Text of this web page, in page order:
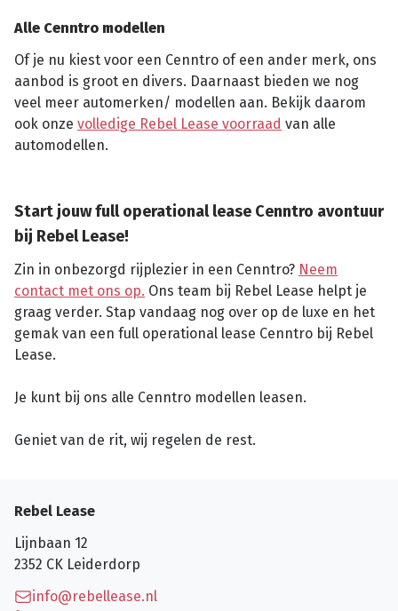
Alle Cenntro modellen
Of je nu kiest voor een Cenntro of een ander merk, ons
aanbod is groot en divers. Daarnaast bieden we nog
veel meer automerken/ modellen aan. Bekijk daarom
ook onze volledige Rebel Lease voorraad van alle
automodellen.
Start jouw full operational lease Cenntro avontuur
bij Rebel Lease!
Zin in onbezorgd rijplezier in een Cenntro? Neem
contact met ons op. Ons team bij Rebel Lease helpt je
graag verder. Stap vandaag nog over op de luxe en het
gemak van een full operational lease Cenntro bij Rebel
Lease.
Je kunt bij ons alle Cenntro modellen leasen.
Geniet van de rit, wij regelen de rest.
Rebel Lease
Lijnbaan 12
2352 CK Leiderdorp
info@rebellease.nl